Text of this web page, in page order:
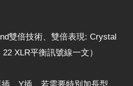
雙倍技術、雙倍表現: Crystal
XLR平衡訊號線一文）